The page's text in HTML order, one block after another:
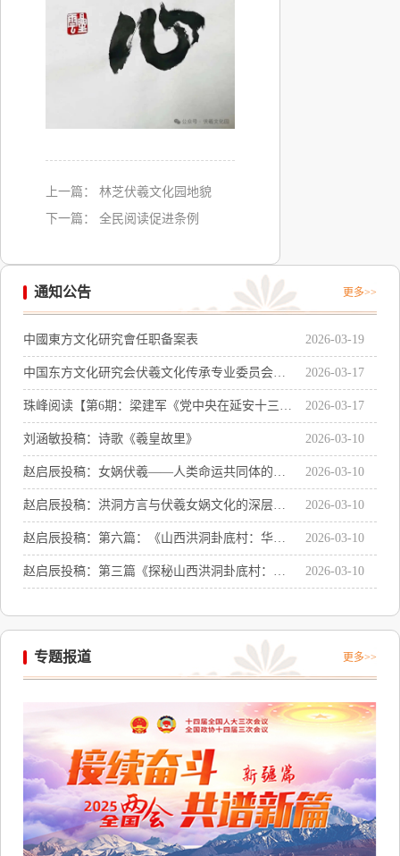
上一篇：
林芝伏羲文化园地貌
下一篇：
全民阅读促进条例
通知公告 更多>>
中國東方文化研究會任职备案表 2026-03-19
中国东方文化研究会伏羲文化传承专业委员会主
任聘书感言
2026-03-17
珠峰阅读【第6期：梁建军《党中央在延安十三
年》系列讲座之二：《党中央在延安十三年的辉
煌成就及历史启示》
2026-03-17
刘涵敏投稿：诗歌《羲皇故里》 2026-03-10
赵启辰投稿：女娲伏羲——人类命运共同体的精
神符号与世界文明的共同源头
2026-03-10
赵启辰投稿：洪洞方言与伏羲女娲文化的深层关
联
2026-03-10
赵启辰投稿：第六篇：《山西洪洞卦底村：华夏
文明的奇点与文化传承》
2026-03-10
赵启辰投稿：第三篇《探秘山西洪洞卦底村：女
2026-03-10
专题报道 更多>>